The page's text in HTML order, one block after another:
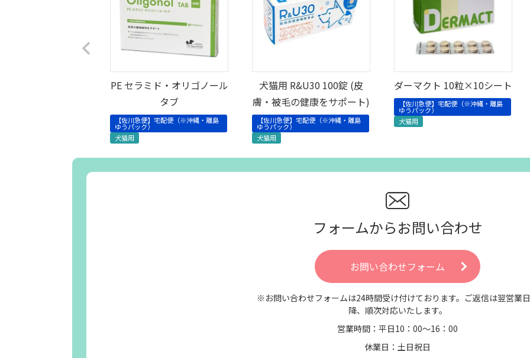
PE セラミド・オリゴノール
タブ
【佐川急便】宅配便（※沖縄・離島
ゆうパック）
犬猫用
犬猫用 R&U30 100錠 (皮
膚・被毛の健康をサポート)
【佐川急便】宅配便（※沖縄・離島
ゆうパック）
犬猫用
ダーマクト 10粒×10シート
【佐川急便】宅配便（※沖縄・離島
ゆうパック）
犬猫用
フォームからお問い合わせ
お問い合わせフォーム
※お問い合わせフォームは24時間受け付けております。ご返信は翌営業
降、順次対応いたします。
営業時間：平日10：00～16：00
休業日：土日祝日